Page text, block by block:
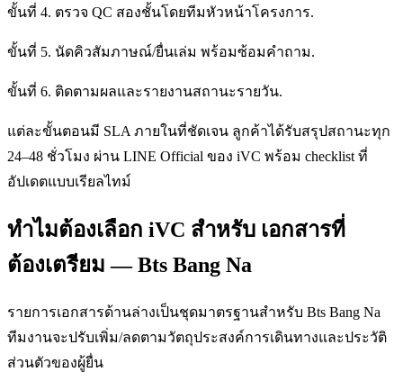
ขั้นที่ 4. ตรวจ QC สองชั้นโดยทีมหัวหน้าโครงการ.
ขั้นที่ 5. นัดคิวสัมภาษณ์/ยื่นเล่ม พร้อมซ้อมคำถาม.
ขั้นที่ 6. ติดตามผลและรายงานสถานะรายวัน.
แต่ละขั้นตอนมี SLA ภายในที่ชัดเจน ลูกค้าได้รับสรุปสถานะทุก
24–48 ชั่วโมง ผ่าน LINE Official ของ iVC พร้อม checklist ที่
อัปเดตแบบเรียลไทม์
ทำไมต้องเลือก iVC สำหรับ เอกสารที่
ต้องเตรียม — Bts Bang Na
รายการเอกสารด้านล่างเป็นชุดมาตรฐานสำหรับ Bts Bang Na
ทีมงานจะปรับเพิ่ม/ลดตามวัตถุประสงค์การเดินทางและประวัติ
ส่วนตัวของผู้ยื่น